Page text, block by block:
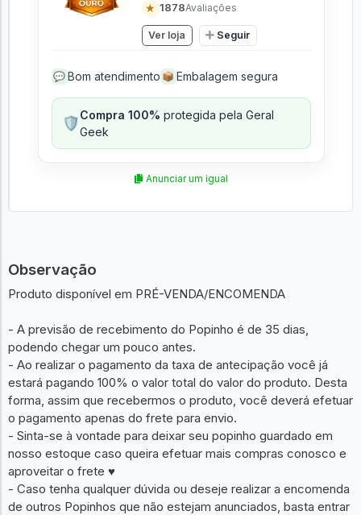
★ 1878Avaliações
Ver loja Seguir
💬 Bom atendimento 📦 Embalagem segura
🛡️Compra 100% protegida pela Geral
Geek
Anunciar um igual
Observação
Produto disponível em PRÉ-VENDA/ENCOMENDA
- A previsão de recebimento do Popinho é de 35 dias,
podendo chegar um pouco antes.
- Ao realizar o pagamento da taxa de antecipação você já
estará pagando 100% o valor total do valor do produto. Desta
forma, assim que recebermos o produto, você deverá efetuar
o pagamento apenas do frete para envio.
- Sinta-se à vontade para deixar seu popinho guardado em
nosso estoque caso queira efetuar mais compras conosco e
aproveitar o frete ♥︎
- Caso tenha qualquer dúvida ou deseje realizar a encomenda
de outros Popinhos que não estejam anunciados, basta entrar